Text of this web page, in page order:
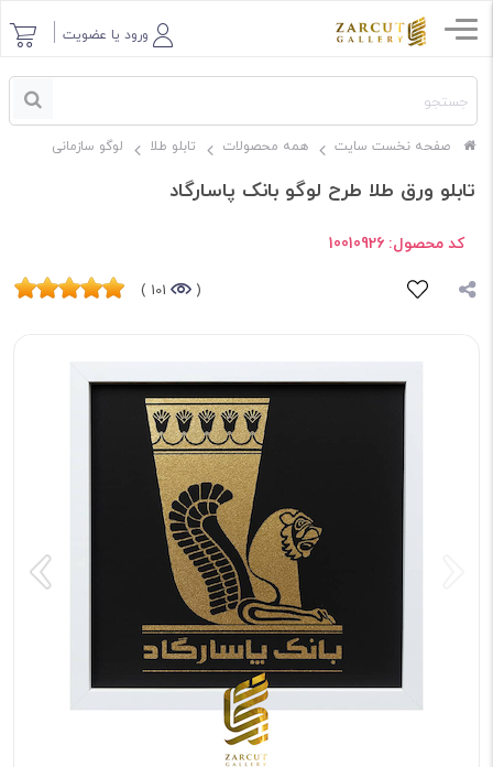
ورود یا عضویت
صفحه نخست سایت همه محصولات تابلو طلا لوگو سازمانی
تابلو ورق طلا طرح لوگو بانک پاسارگاد
کد محصول: 10010926
(
101 )